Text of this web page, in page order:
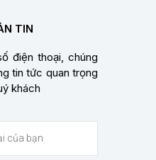
TIN
điện thoại, chúng
tin tức quan trọng
khách